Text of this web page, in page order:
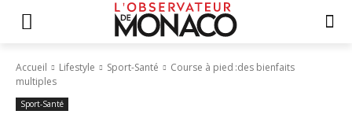
Accueil Lifestyle Sport-Santé
Course à pied :des bienfaits
multiples
Sport-Santé